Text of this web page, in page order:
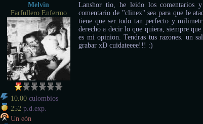
Melvin
Farfullero Enfermo
10.00 culombios
252 p.d.exp.
Un eón
Lanshor tio, he leido los comentarios
comentario de "clinex" sea para que le
tiene que ser todo tan perfecto y
derecho a decir lo que quiera, siempre
es mi opinion. Tendras tus razones. un
grabar xD cuidateeee!!! :)